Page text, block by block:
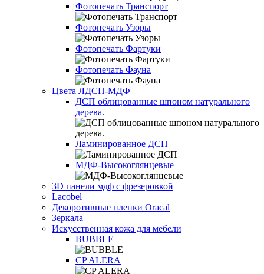
Фотопечать Транспорт
Фотопечать Узоры
Фотопечать Фартуки
Фотопечать Фауна
Цвета ЛДСП-МДФ
ДСП облицованные шпоном натурального
дерева.
Ламинированное ДСП
МДФ-Высокоглянцевые
3D панели мдф с фрезеровкой
Lacobel
Декоротивные пленки Oracal
Зеркала
Искусственная кожа для мебели
BUBBLE
CP ALERA